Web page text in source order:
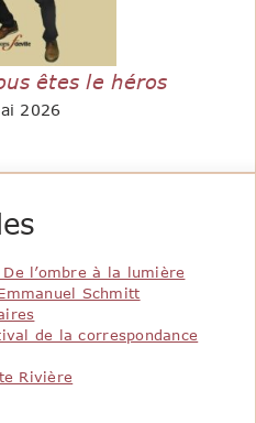
êtes le héros
2026
l’ombre à la lumière
Schmitt
de la correspondance
Rivière